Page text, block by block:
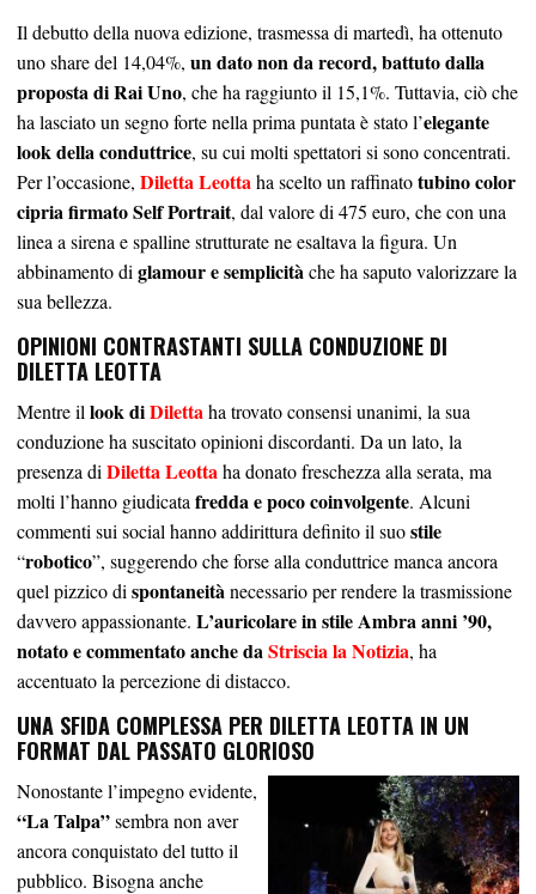
Il debutto della nuova edizione, trasmessa di martedì, ha ottenuto
uno share del 14,04%, un dato non da record, battuto dalla
proposta di Rai Uno, che ha raggiunto il 15,1%. Tuttavia, ciò che
ha lasciato un segno forte nella prima puntata è stato l’elegante
look della conduttrice, su cui molti spettatori si sono concentrati.
Per l’occasione, Diletta Leottaha scelto un raffinatotubino color
cipria firmato Self Portrait, dal valore di 475 euro, che con una
linea a sirena e spalline strutturate ne esaltava la figura. Un
abbinamento diglamour e semplicitàche ha saputo valorizzare la
sua bellezza.
OPINIONI CONTRASTANTI SULLA CONDUZIONE DI
DILETTA LEOTTA
Mentre illook diDilettaha trovato consensi unanimi, la sua
conduzione ha suscitato opinioni discordanti. Da un lato, la
presenza diDiletta Leottaha donato freschezza alla serata, ma
molti l’hanno giudicatafredda e poco coinvolgente. Alcuni
commenti sui social hanno addirittura definito il suostile
“robotico”, suggerendo che forse alla conduttrice manca ancora
quel pizzico dispontaneitànecessario per rendere la trasmissione
davvero appassionante. L’auricolare in stile Ambra anni ’90,
notato e commentato anche daStriscia la Notizia, ha
accentuato la percezione di distacco.
UNA SFIDA COMPLESSA PER DILETTA LEOTTA IN UN
FORMAT DAL PASSATO GLORIOSO
Nonostante l’impegno evidente,
“La Talpa”sembra non aver
ancora conquistato del tutto il
pubblico. Bisogna anche